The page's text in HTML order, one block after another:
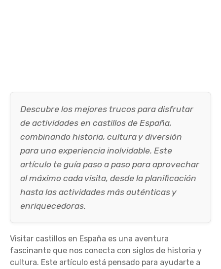
Descubre los mejores trucos para disfrutar
de actividades en castillos de España,
combinando historia, cultura y diversión
para una experiencia inolvidable. Este
artículo te guía paso a paso para aprovechar
al máximo cada visita, desde la planificación
hasta las actividades más auténticas y
enriquecedoras.
Visitar castillos en España es una aventura
fascinante que nos conecta con siglos de historia y
cultura. Este artículo está pensado para ayudarte a